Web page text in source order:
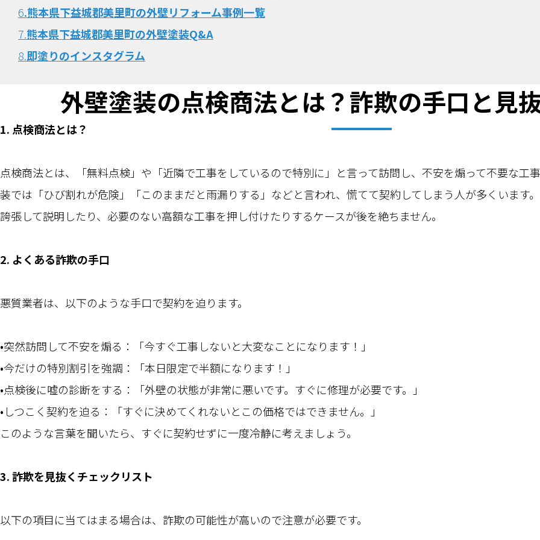
6.熊本県下益城郡美里町の外壁リフォーム事例一覧
7.熊本県下益城郡美里町の外壁塗装Q&A
8.即塗りのインスタグラム
外壁塗装の点検商法とは？詐欺の手口と見
1. 点検商法とは？
点検商法とは、「無料点検」や「近隣で工事をしているので特別に」と言って訪問し、不安を煽って不要な工
装では「ひび割れが危険」「このままだと雨漏りする」などと言われ、慌てて契約してしまう人が多くいます
誇張して説明したり、必要のない高額な工事を押し付けたりするケースが後を絶ちません。
2. よくある詐欺の手口
悪質業者は、以下のような手口で契約を迫ります。
•突然訪問して不安を煽る：「今すぐ工事しないと大変なことになります！」
•今だけの特別割引を強調：「本日限定で半額になります！」
•点検後に嘘の診断をする：「外壁の状態が非常に悪いです。すぐに修理が必要です。」
•しつこく契約を迫る：「すぐに決めてくれないとこの価格ではできません。」
このような言葉を聞いたら、すぐに契約せずに一度冷静に考えましょう。
3. 詐欺を見抜くチェックリスト
以下の項目に当てはまる場合は、詐欺の可能性が高いので注意が必要です。